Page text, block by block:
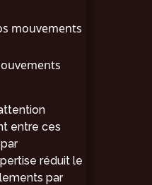
mouvements
entre ces
réduit le
par